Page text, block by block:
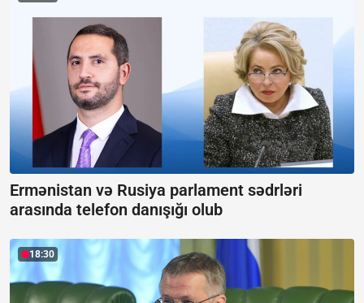
Ermənistan və Rusiya parlament sədrləri
arasında telefon danışığı olub
18:30